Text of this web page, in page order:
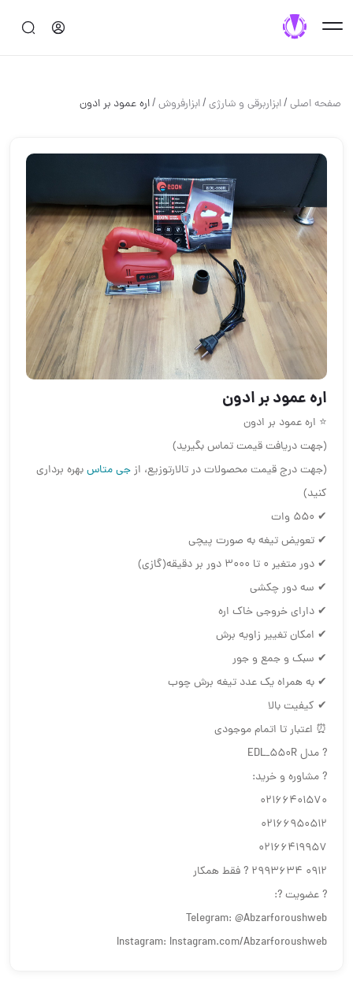
صفحه اصلی/ابزاربرقی و شارژی/ابزارفروش/اره عمود بر ادون
اره عمود بر ادون
⭐ اره عمود بر ادون
(جهت دریافت قیمت تماس بگیرید)
(جهت درج قیمت محصولات در تالارتوزیع، ازجی متاسبهره برداری
کنید)
✔ ۵۵۰ وات
✔ تعویض تیغه به صورت پیچی
✔ دور متغیر ۰ تا ۳۰۰۰ دور بر دقیقه(گازی)
✔ سه دور چکشی
✔ دارای خروجی خاک اره
✔ امکان تغییر زاویه برش
✔ سبک و جمع و جور
✔ به همراه یک عدد تیغه برش چوب
✔ کیفیت بالا
⏰ اعتبار تا اتمام موجودی
? مدل EDL_550R
? مشاوره و خرید:
02166401570
02166950512
02166419957
0912 2993634 ? فقط همکار
? عضویت ?:
Telegram: @Abzarforoushweb
Instagram: Instagram.com/Abzarforoushweb